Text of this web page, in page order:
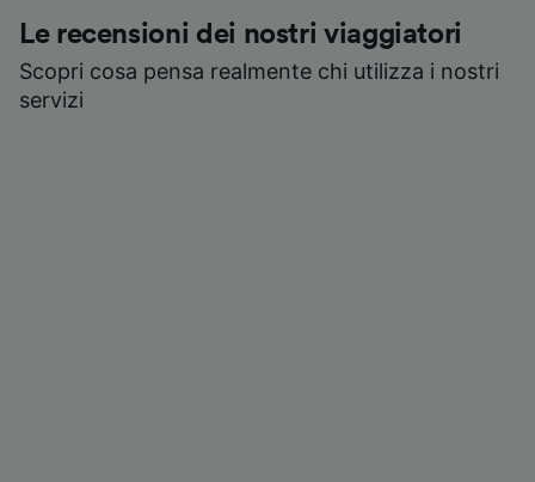
Le recensioni dei nostri viaggiatori
Scopri cosa pensa realmente chi utilizza i nostri
servizi